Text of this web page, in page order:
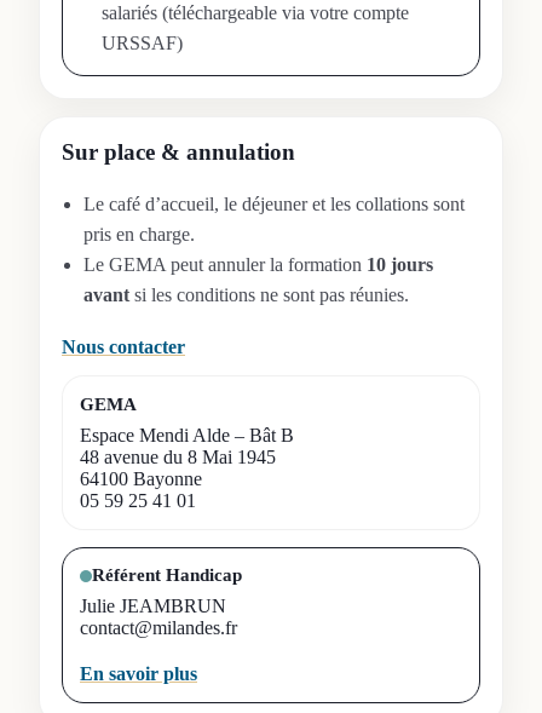
salariés (téléchargeable via votre compte
URSSAF)
Sur place & annulation
Le café d’accueil, le déjeuner et les collations sont
pris en charge.
Le GEMA peut annuler la formation 10 jours
avant si les conditions ne sont pas réunies.
Nous contacter
GEMA
Espace Mendi Alde – Bât B
48 avenue du 8 Mai 1945
64100 Bayonne
05 59 25 41 01
Référent Handicap
Julie JEAMBRUN
contact@milandes.fr
En savoir plus